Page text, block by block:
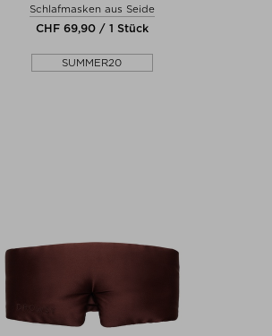
Schlafmasken aus Seide
CHF 69,90 / 1 Stück
SUMMER20